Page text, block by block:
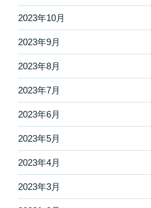
2023年10月
2023年9月
2023年8月
2023年7月
2023年6月
2023年5月
2023年4月
2023年3月